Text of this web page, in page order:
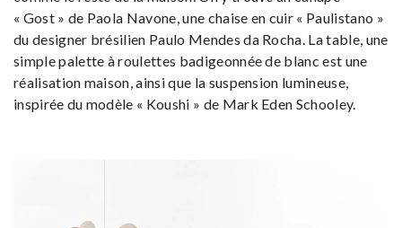
« Gost » de Paola Navone, une chaise en cuir « Paulistano »
du designer brésilien Paulo Mendes da Rocha. La table, une
simple palette à roulettes badigeonnée de blanc est une
réalisation maison, ainsi que la suspension lumineuse,
inspirée du modèle « Koushi » de Mark Eden Schooley.